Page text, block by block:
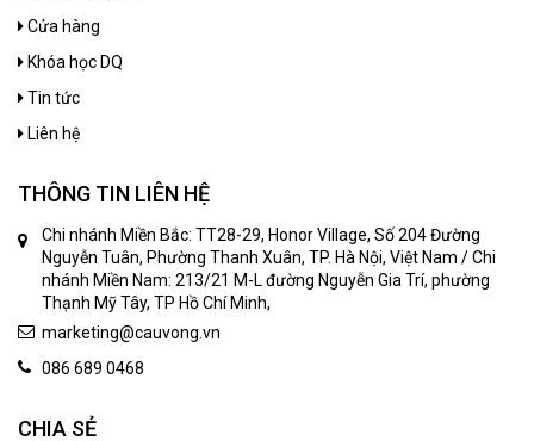
Cửa hàng
Khóa học DQ
Tin tức
Liên hệ
THÔNG TIN LIÊN HỆ
Chi nhánh Miền Bắc: TT28-29, Honor Village, Số 204 Đường
Nguyễn Tuân, Phường Thanh Xuân, TP. Hà Nội, Việt Nam / Chi
nhánh Miền Nam: 213/21 M-L đường Nguyễn Gia Trí, phường
Thạnh Mỹ Tây, TP Hồ Chí Minh,
marketing@cauvong.vn
086 689 0468
CHIA SẺ